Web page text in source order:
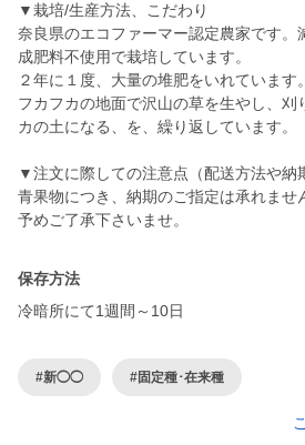
▼栽培/生産方法、こだわり
奈良県のエコファーマー認定農家です。
成肥料不使用で栽培しています。
２年に１度、大量の堆肥をいれています。
フカフカの地面で沢山の草を生やし、刈
カの土になる、を、繰り返しています。
▼注文に際しての注意点（配送方法や納
青果物につき、納期のご指定は承れませ
予めご了承下さいませ。
保存方法
冷暗所にて1週間～10日
#新◯◯ #固定種･在来種